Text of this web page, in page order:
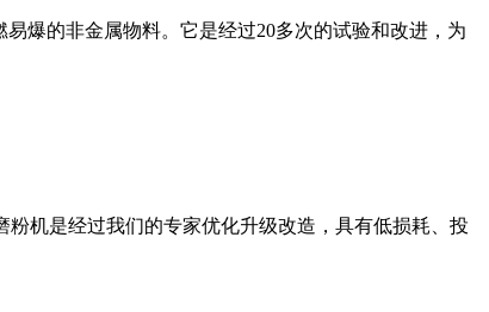
爆的非金属物料。它是经过20多次的试验和改进，为
机是经过我们的专家优化升级改造，具有低损耗、投